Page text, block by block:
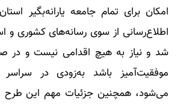
امکان برای تمام جامعه یارانه‌بگیر
اطلاع‌رسانی از سوی رسانه‌های کشوری و
شد و نیاز به هیچ اقدامی نیست و در
موفقیت‌آمیز باشد به‌زودی در سراسر
می‌شود، همچنین جزئیات مهم این طرح